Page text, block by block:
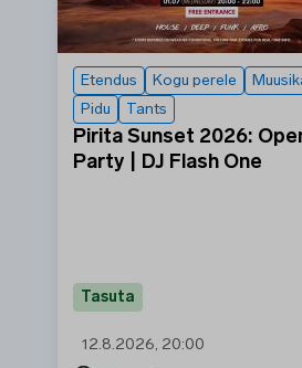
Etendus Kogu perele
Pidu
Tants
Pirita Sunset 2026:
Party | DJ Flash One
Tasuta
12.8.2026, 20:00